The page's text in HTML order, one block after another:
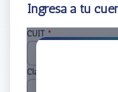
Ingresá a tu
CUIT *
Clave